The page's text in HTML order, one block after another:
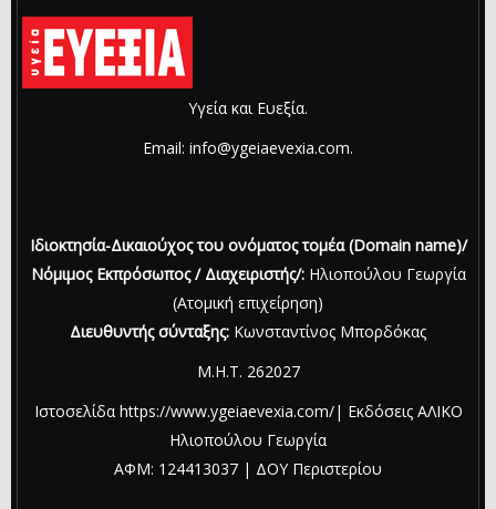
Υγεία και Ευεξία.
Email: info@ygeiaevexia.com.
Ιδιοκτησία-Δικαιούχος του ονόματος τομέα (Domain name)/
Νόμιμος Εκπρόσωπος / Διαχειριστής/:Ηλιοπούλου Γεωργία
(Ατομική επιχείρηση)
Διευθυντής σύνταξης: Κωνσταντίνος Μπορδόκας
Μ.Η.Τ. 262027
Ιστοσελίδα https://www.ygeiaevexia.com/| Εκδόσεις ΑΛΙΚΟ
Ηλιοπούλου Γεωργία
ΑΦΜ: 124413037 | ΔΟΥ Περιστερίου